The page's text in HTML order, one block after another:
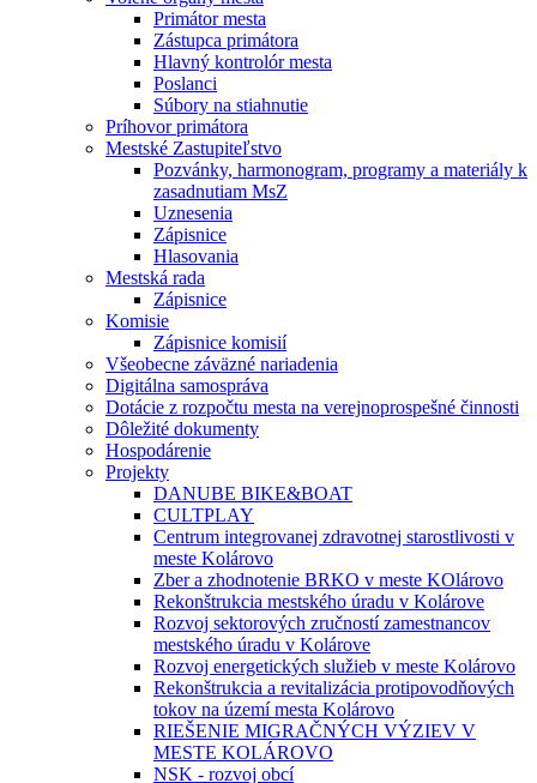
Primátor mesta
Zástupca primátora
Hlavný kontrolór mesta
Poslanci
Súbory na stiahnutie
Príhovor primátora
Mestské Zastupiteľstvo
Pozvánky, harmonogram, programy a materiály k
zasadnutiam MsZ
Uznesenia
Zápisnice
Hlasovania
Mestská rada
Zápisnice
Komisie
Zápisnice komisií
Všeobecne záväzné nariadenia
Digitálna samospráva
Dotácie z rozpočtu mesta na verejnoprospešné činnosti
Dôležité dokumenty
Hospodárenie
Projekty
DANUBE BIKE&BOAT
CULTPLAY
Centrum integrovanej zdravotnej starostlivosti v
meste Kolárovo
Zber a zhodnotenie BRKO v meste KOlárovo
Rekonštrukcia mestského úradu v Kolárove
Rozvoj sektorových zručností zamestnancov
mestského úradu v Kolárove
Rozvoj energetických služieb v meste Kolárovo
Rekonštrukcia a revitalizácia protipovodňových
tokov na území mesta Kolárovo
RIEŠENIE MIGRAČNÝCH VÝZIEV V
MESTE KOLÁROVO
NSK - rozvoj obcí